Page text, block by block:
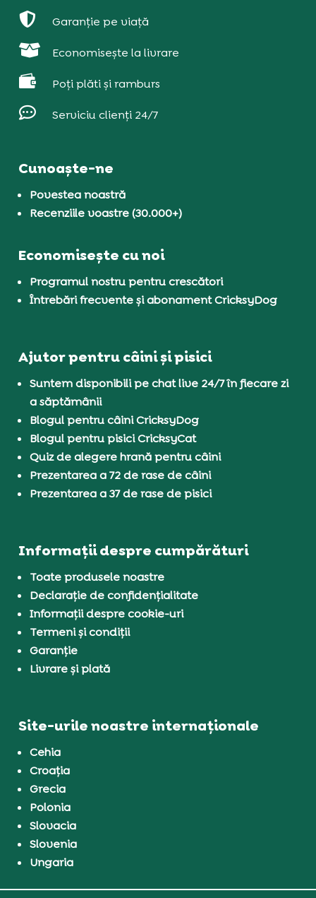
 Garanție pe viață
 Economisește la livrare
 Poți plăti și ramburs
 Serviciu clienți 24/7
Cunoaște-ne
Povestea noastră
Recenziile voastre (30.000+)
Economisește cu noi
Programul nostru pentru crescători
Întrebări frecvente și abonament CricksyDog
Ajutor pentru câini și pisici
Suntem disponibili pe chat live 24/7 în fiecare zi
a săptămânii
Blogul pentru câini CricksyDog
Blogul pentru pisici CricksyCat
Quiz de alegere hrană pentru câini
Prezentarea a 72 de rase de câini
Prezentarea a 37 de rase de pisici
Informații despre cumpărături
Toate produsele noastre
Declarație de confidențialitate
Informații despre cookie-uri
Termeni și condiții
Garanție
Livrare și plată
Site-urile noastre internaționale
Cehia
Croația
Grecia
Polonia
Slovacia
Slovenia
Ungaria